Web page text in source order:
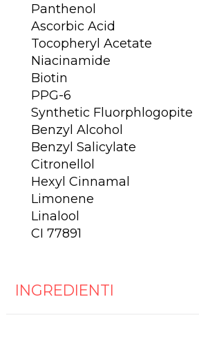
Panthenol
Ascorbic Acid
Tocopheryl Acetate
Niacinamide
Biotin
PPG-6
Synthetic Fluorphlogopite
Benzyl Alcohol
Benzyl Salicylate
Citronellol
Hexyl Cinnamal
Limonene
Linalool
CI 77891
INGREDIENTI